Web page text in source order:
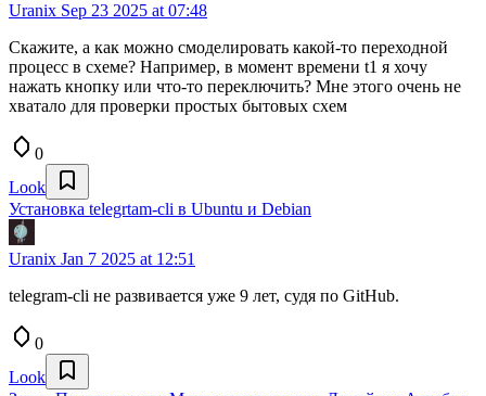
Uranix Sep 23 2025 at 07:48
Скажите, а как можно смоделировать какой-то переходной
процесс в схеме? Например, в момент времени t1 я хочу
нажать кнопку или что-то переключить? Мне этого очень не
хватало для проверки простых бытовых схем
0
Look
Установка telegrtam-cli в Ubuntu и Debian
Uranix Jan 7 2025 at 12:51
telegram-cli не развивается уже 9 лет, судя по GitHub.
0
Look